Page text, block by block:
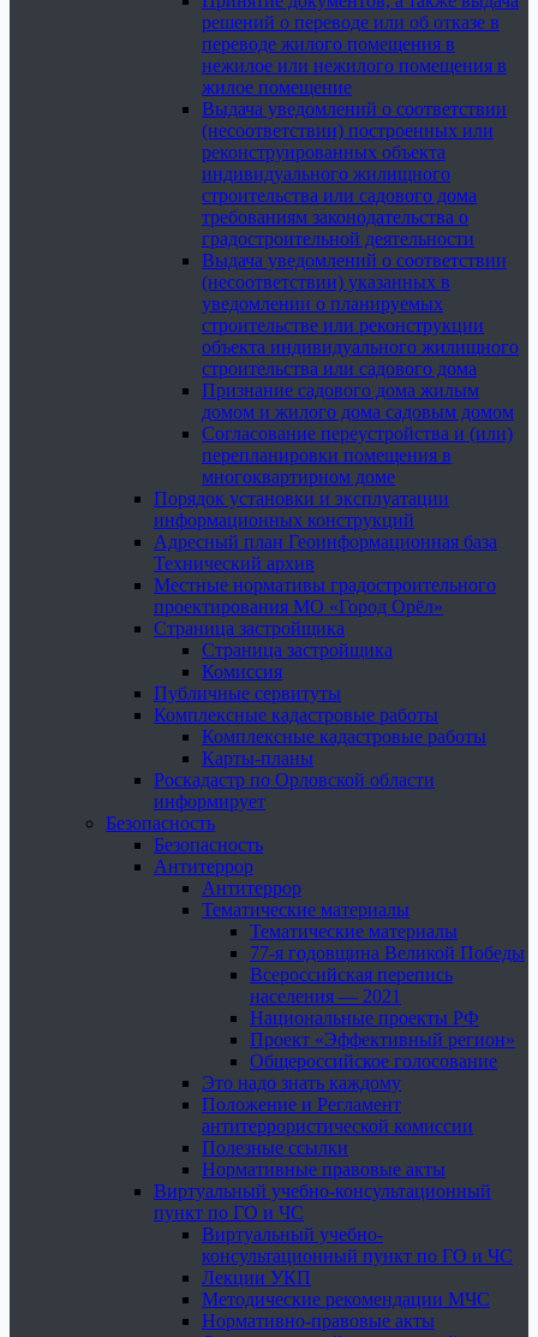
решений о переводе или об отказе в
переводе жилого помещения в
нежилое или нежилого помещения в
жилое помещение
Выдача уведомлений о соответствии
(несоответствии) построенных или
реконструированных объекта
индивидуального жилищного
строительства или садового дома
требованиям законодательства о
градостроительной деятельности
Выдача уведомлений о соответствии
(несоответствии) указанных в
уведомлении о планируемых
строительстве или реконструкции
объекта индивидуального жилищного
строительства или садового дома
Признание садового дома жилым
домом и жилого дома садовым домом
Согласование переустройства и (или)
перепланировки помещения в
многоквартирном доме
Порядок установки и эксплуатации
информационных конструкций
Адресный план Геоинформационная база
Технический архив
Местные нормативы градостроительного
проектирования МО «Город Орёл»
Страница застройщика
Страница застройщика
Комиссия
Публичные сервитуты
Комплексные кадастровые работы
Комплексные кадастровые работы
Карты-планы
Роскадастр по Орловской области
информирует
Безопасность
Безопасность
Антитеррор
Антитеррор
Тематические материалы
Тематические материалы
77-я годовщина Великой Победы
Всероссийская перепись
населения — 2021
Национальные проекты РФ
Проект «Эффективный регион»
Общероссийское голосование
Это надо знать каждому
Положение и Регламент
антитеррористической комиссии
Полезные ссылки
Нормативные правовые акты
Виртуальный учебно-консультационный
пункт по ГО и ЧС
Виртуальный учебно-
консультационный пункт по ГО и ЧС
Лекции УКП
Методические рекомендации МЧС
Нормативно-правовые акты